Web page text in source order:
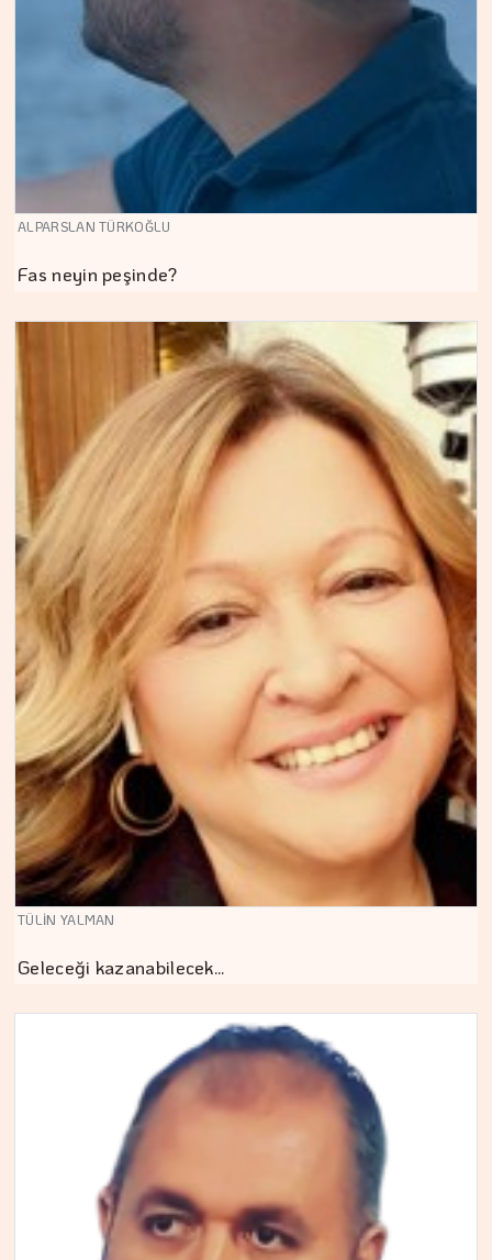
ALPARSLAN TÜRKOĞLU
Fas neyin peşinde?
TÜLİN YALMAN
Geleceği kazanabilecek…